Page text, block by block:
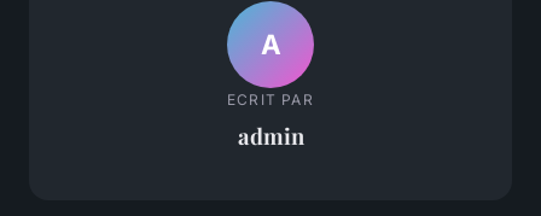
A
ECRIT PAR
admin